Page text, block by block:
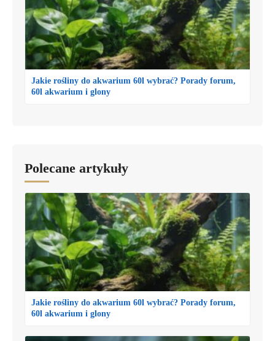
Jakie rośliny do akwarium 60l wybrać? Porady forum,
60l akwarium i glony
Polecane artykuły
Jakie rośliny do akwarium 60l wybrać? Porady forum,
60l akwarium i glony